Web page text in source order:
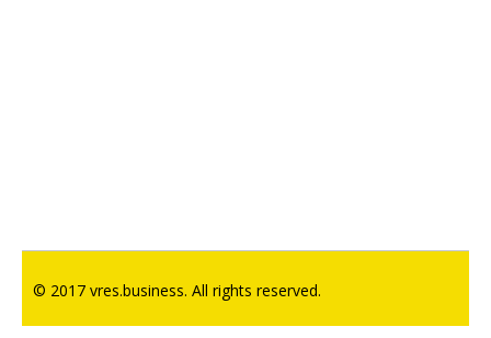
© 2017 vres.business. All rights reserved.